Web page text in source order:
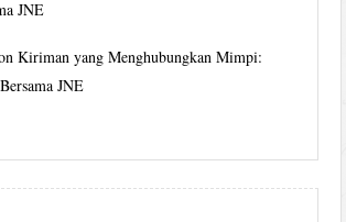
JNE
Kiriman yang Menghubungkan Mimpi:
JNE